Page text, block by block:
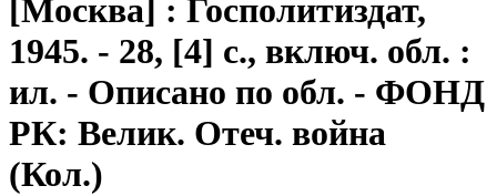
[Москва] : Госполитиздат,
1945. - 28, [4] с., включ. обл. :
ил. - Описано по обл. - ФОНД
РК: Велик. Отеч. война
(Кол.)